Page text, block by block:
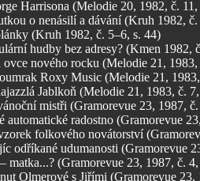
Harrisona (Melodie 20, 1982, č.
o nenásilí a dávání (Kruh 1982, č.
(Kruh 1982, č. 5–6, s. 44)
hudby bez adresy? (Kmen 1982,
ovce nového rocku (Melodie 21,
Roxy Music (Melodie 21,
Jablkoň (Melodie 21, 1983, č.
mistři (Gramorevue 23, 1987,
automatické radostno (Gramorevue
folkového novátorství
odříkané udumanosti (Gramorevue
matka...? (Gramorevue 23, 1987, č.
Olmerové s Jiřími (Gramorevue 23,